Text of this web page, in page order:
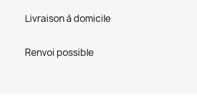
Livraison à domicile
Renvoi possible